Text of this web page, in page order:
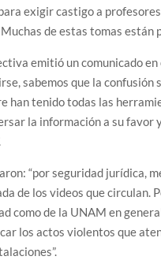
exigir castigo a
de estas tomas están
emitió un comunicado
sabemos que la confusión
han tenido todas las
la información a su favor
“por seguridad jurídica,
de los videos que circulan.
como de la UNAM en
los actos violentos que